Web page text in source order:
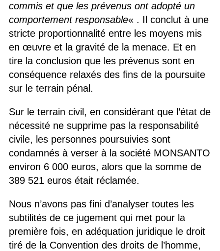
commis et que les prévenus ont adopté un
comportement responsable« . Il conclut à une
stricte proportionnalité entre les moyens mis
en œuvre et la gravité de la menace. Et en
tire la conclusion que les prévenus sont en
conséquence relaxés des fins de la poursuite
sur le terrain pénal.
Sur le terrain civil, en considérant que l’état de
nécessité ne supprime pas la responsabilité
civile, les personnes poursuivies sont
condamnés à verser à la société MONSANTO
environ 6 000 euros, alors que la somme de
389 521 euros était réclamée.
Nous n’avons pas fini d’analyser toutes les
subtilités de ce jugement qui met pour la
première fois, en adéquation juridique le droit
tiré de la Convention des droits de l’homme,